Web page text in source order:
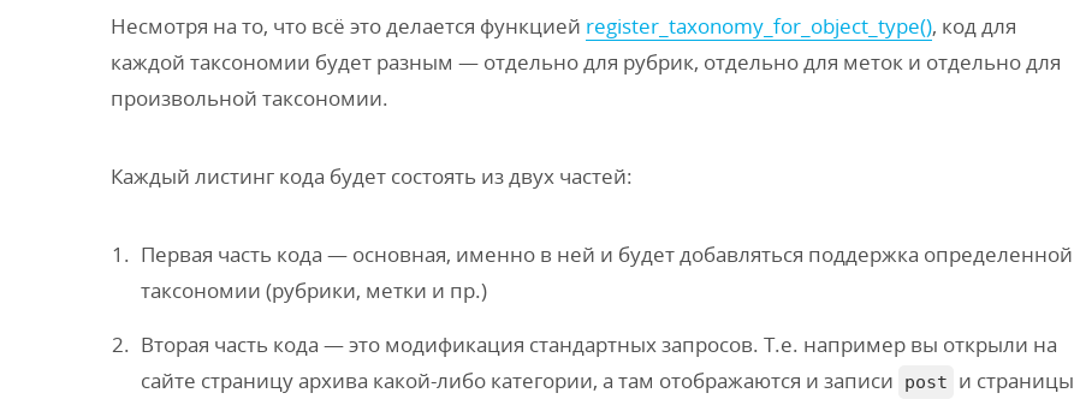
Несмотря на то, что всё это делается функцией register_taxonomy_for_object_type(), код для
каждой таксономии будет разным — отдельно для рубрик, отдельно для меток и отдельно для
произвольной таксономии.
Каждый листинг кода будет состоять из двух частей:
Первая часть кода — основная, именно в ней и будет добавляться поддержка определенной
таксономии (рубрики, метки и пр.)
Вторая часть кода — это модификация стандартных запросов. Т.е. например вы открыли на
сайте страницу архива какой-либо категории, а там отображаются и записи
post и страницы